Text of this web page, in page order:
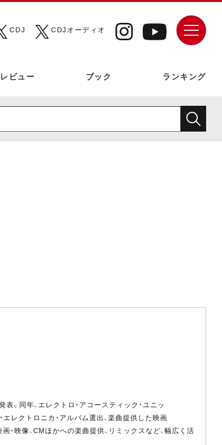
CDJ
CDJオーディオ
レビュー ブック ランキング
同年、エレクトロ・アコースティック・ユニッ
レクトロニカ・アルバム選出、楽曲提供した映画
・映像、CMほかへの楽曲提供、リミックスなど、幅広く活